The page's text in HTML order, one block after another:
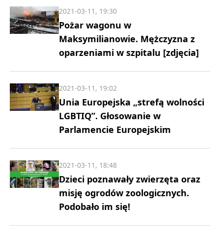
Pożar wagonu w
Maksymilianowie. Mężczyzna z
oparzeniami w szpitalu [zdjęcia]
2021-03-11, 19:30
Unia Europejska „strefą wolności
LGBTIQ”. Głosowanie w
Parlamencie Europejskim
2021-03-11, 19:02
Dzieci poznawały zwierzęta oraz
misję ogrodów zoologicznych.
Podobało im się!
2021-03-11, 18:48